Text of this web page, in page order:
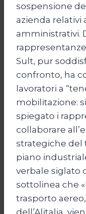
sospensione
azienda relativi
amministrativi.
Sult, pur
confronto, ha
lavoratori a
mobilitazione:
spiegato i
collaborare
strategiche del
piano
verbale siglato
sottolinea che
trasporto
dell’Alitalia,